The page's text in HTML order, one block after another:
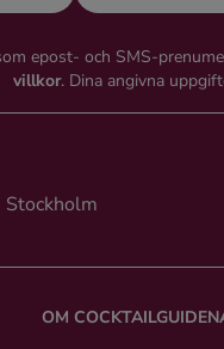
epost- och SMS-
villkor. Dina angivna
Stockholm
OM COCKTAILGUIDEN